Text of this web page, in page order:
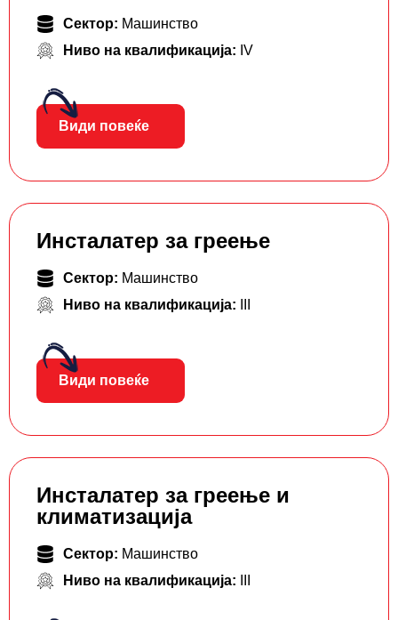
Сектор: Машинство
Ниво на квалификација: IV
Види повеќе
Инсталатер за греење
Сектор: Машинство
Ниво на квалификација:
Види повеќе
Инсталатер за греење и
климатизација
Сектор: Машинство
Ниво на квалификација: